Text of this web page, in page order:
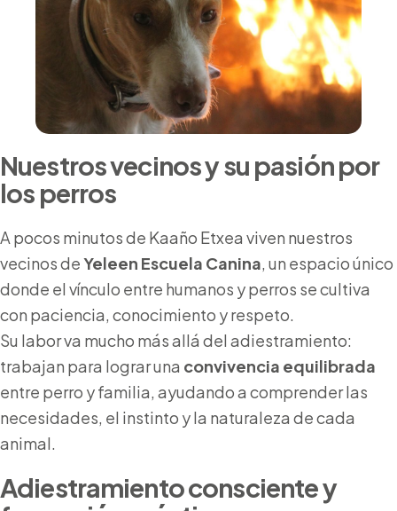
Nuestros vecinos y su pasión por
los perros
A pocos minutos de Kaaño Etxea viven nuestros
vecinos deYeleen Escuela Canina, un espacio único
donde el vínculo entre humanos y perros se cultiva
con paciencia, conocimiento y respeto.
Su labor va mucho más allá del adiestramiento:
trabajan para lograr una convivencia equilibrada
entre perro y familia, ayudando a comprender las
necesidades, el instinto y la naturaleza de cada
animal.
Adiestramiento consciente y